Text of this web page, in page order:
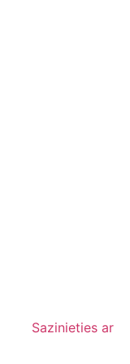
Sazinieties ar